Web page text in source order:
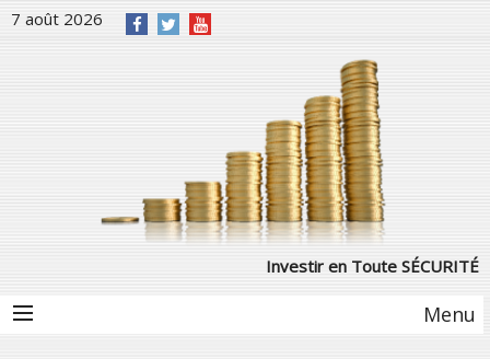
7 août 2026
Investir en Toute SÉCURITÉ
Menu